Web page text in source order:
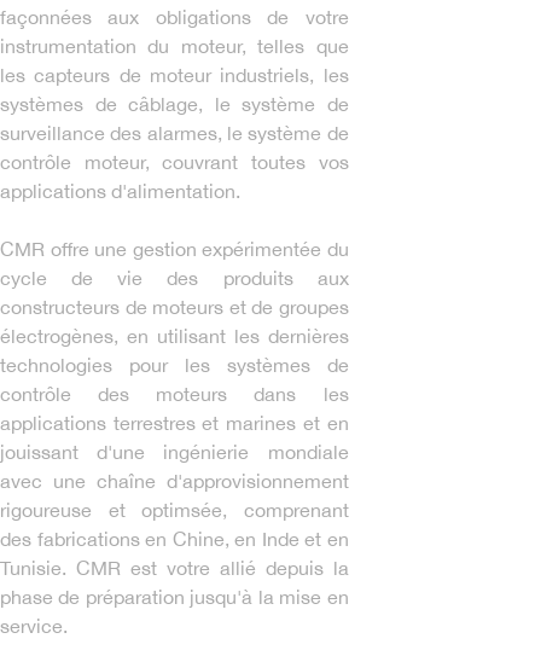
façonnées aux obligations de votre
instrumentation du moteur, telles que
les capteurs de moteur industriels, les
systèmes de câblage, le système de
surveillance des alarmes, le système de
contrôle moteur, couvrant toutes vos
applications d'alimentation.
CMR offre une gestion expérimentée du
cycle de vie des produits aux
constructeurs de moteurs et de groupes
électrogènes, en utilisant les dernières
technologies pour les systèmes de
contrôle des moteurs dans les
applications terrestres et marines et en
jouissant d'une ingénierie mondiale
avec une chaîne d'approvisionnement
rigoureuse et optimsée, comprenant
des fabrications en Chine, en Inde et en
Tunisie. CMR est votre allié depuis la
phase de préparation jusqu'à la mise en
service.